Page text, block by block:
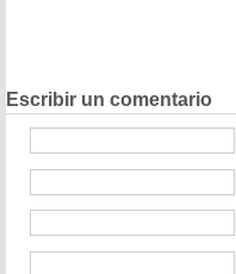
Escribir un comentario